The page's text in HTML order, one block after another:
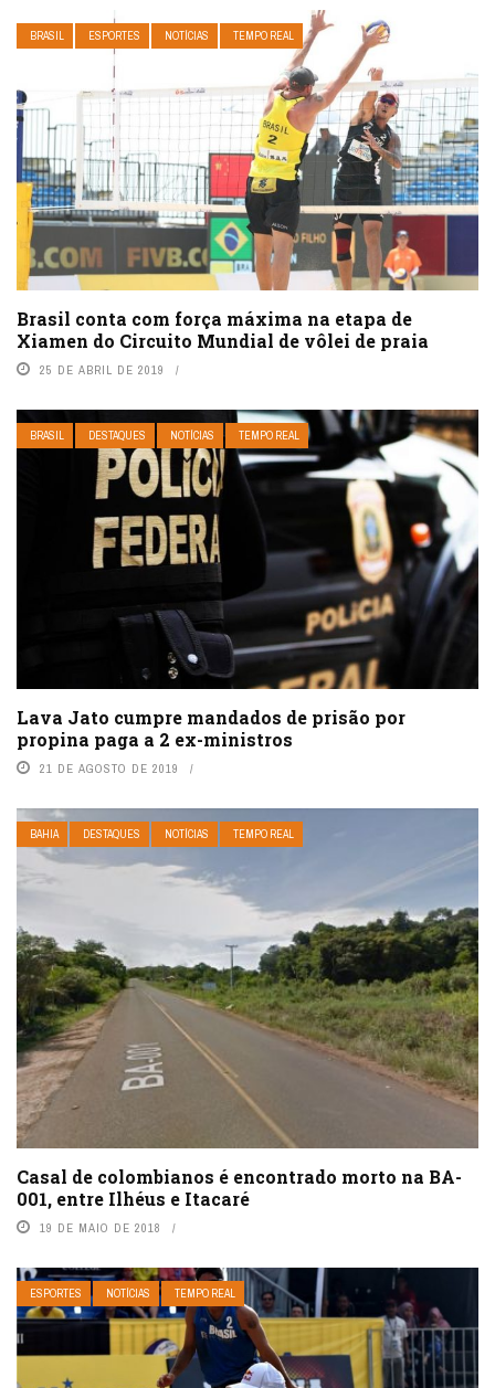
BRASIL ESPORTES NOTÍCIAS TEMPO REAL
Brasil conta com força máxima na etapa de
Xiamen do Circuito Mundial de vôlei de praia
25 DE ABRIL DE 2019
BRASIL DESTAQUES NOTÍCIAS TEMPO REAL
Lava Jato cumpre mandados de prisão por
propina paga a 2 ex-ministros
21 DE AGOSTO DE 2019
BAHIA DESTAQUES NOTÍCIAS TEMPO REAL
Casal de colombianos é encontrado morto na BA-
001, entre Ilhéus e Itacaré
19 DE MAIO DE 2018
ESPORTES NOTÍCIAS TEMPO REAL